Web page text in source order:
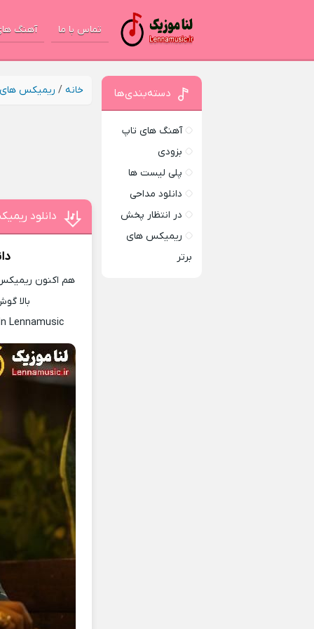
تماس با ما آهنگ
خانه / ریمیکس های
دانلود
هم اکنون
بالا
Lennamusic
دسته‌بندی‌ها
آهنگ های تاپ
بزودی
پلی لیست ها
دانلود مداحی
در انتظار پخش
ریمیکس های
برتر